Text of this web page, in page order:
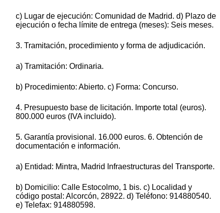
c) Lugar de ejecución: Comunidad de Madrid. d) Plazo de
ejecución o fecha límite de entrega (meses): Seis meses.
3. Tramitación, procedimiento y forma de adjudicación.
a) Tramitación: Ordinaria.
b) Procedimiento: Abierto. c) Forma: Concurso.
4. Presupuesto base de licitación. Importe total (euros).
800.000 euros (IVA incluido).
5. Garantía provisional. 16.000 euros. 6. Obtención de
documentación e información.
a) Entidad: Mintra, Madrid Infraestructuras del Transporte.
b) Domicilio: Calle Estocolmo, 1 bis. c) Localidad y
código postal: Alcorcón, 28922. d) Teléfono: 914880540.
e) Telefax: 914880598.